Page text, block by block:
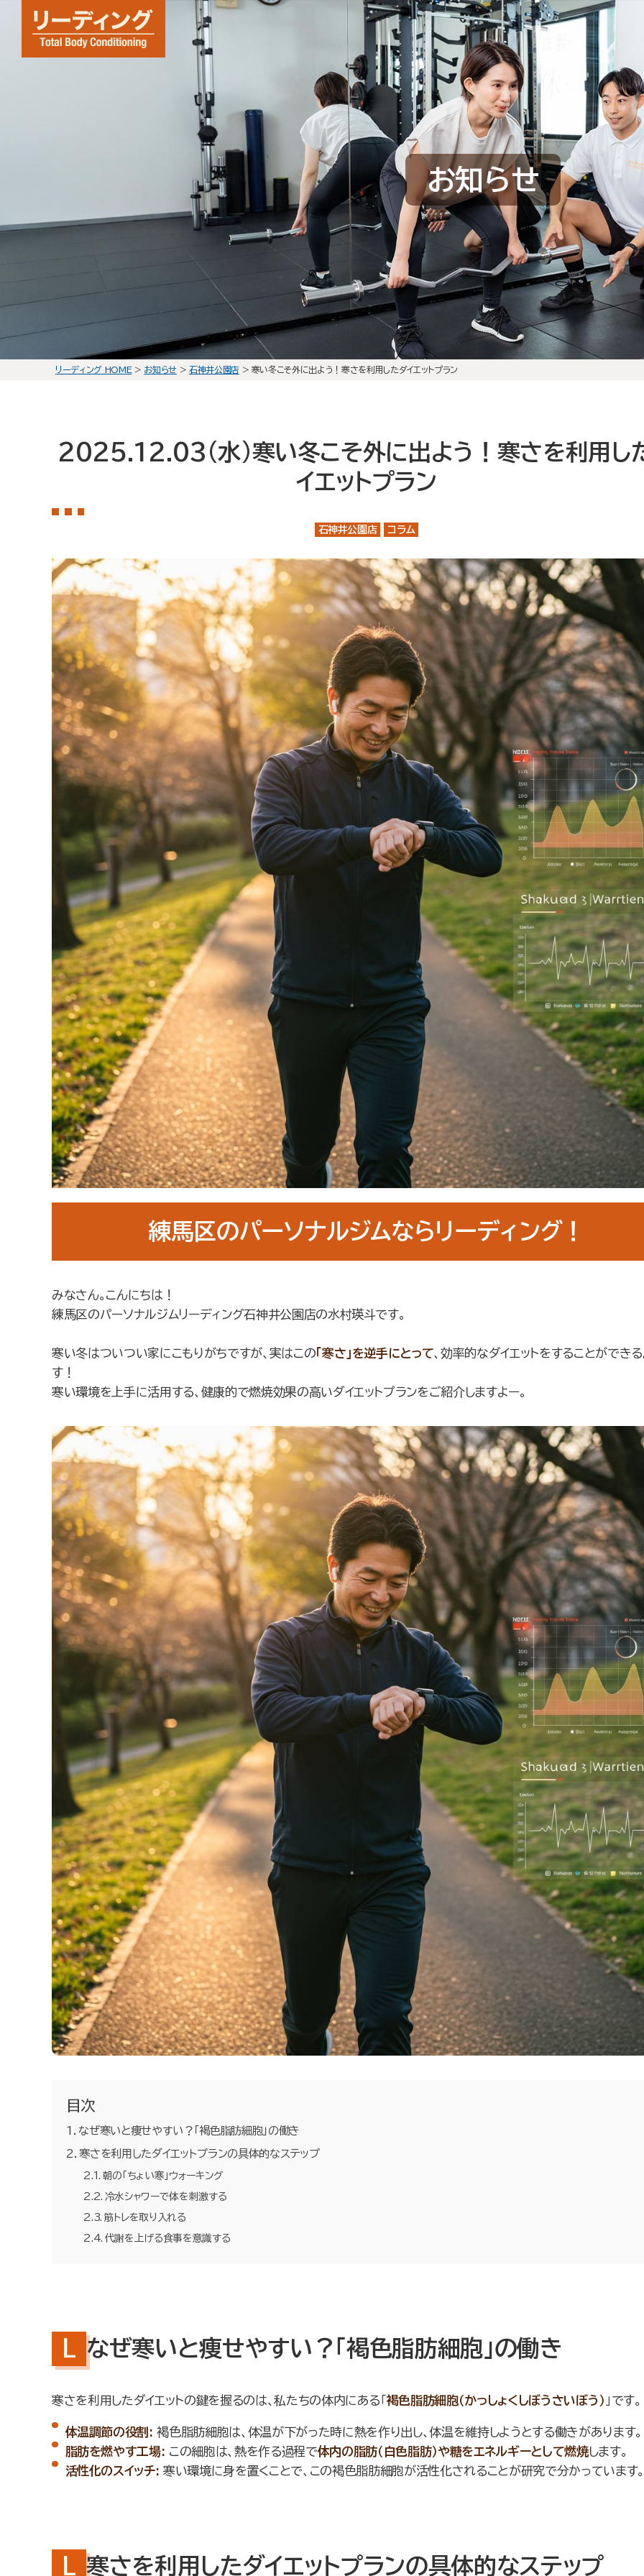
HOME
選ばれる理由
初回体験の流れ
店舗案内
トレーナー紹介
コラム
運営会社情報
採用情報
プライバシーポリシ
お問合せ・無料体
お知らせ
リーディング HOME> お知らせ > 石神井公園店> 寒い冬こそ外に出よう！寒さを利用したダイエットプラン
2025.12.03(水)寒い冬こそ外に出よう！寒さを利用し
イエットプラン
石神井公園店 コラム
練馬区のパーソナルジムならリーディング！
みなさん。こんにちは！
練馬区のパーソナルジムリーディング石神井公園店の水村瑛斗です。
寒い冬はついつい家にこもりがちですが、実はこの 「寒さ」を逆手にとって、効率的なダイエットをすることができ
す！
寒い環境を上手に活用する、健康的で燃焼効果の高いダイエットプランをご紹介しますよー。
目次
なぜ寒いと痩せやすい？「褐色脂肪細胞」の働き
寒さを利用したダイエットプランの具体的なステップ
朝の「ちょい寒」ウォーキング
冷水シャワーで体を刺激する
筋トレを取り入れる
代謝を上げる食事を意識する
なぜ寒いと痩せやすい？「褐色脂肪細胞」の働き
寒さを利用したダイエットの鍵を握るのは、私たちの体内にある「 褐色脂肪細胞（かっしょくしぼうさいぼう） 」です。
体温調節の役割: 褐色脂肪細胞は、体温が下がった時に熱を作り出し、体温を維持しようとする働きがあります。
脂肪を燃やす工場: この細胞は、熱を作る過程で体内の脂肪（白色脂肪）や糖をエネルギーとして燃焼します。
活性化のスイッチ: 寒い環境に身を置くことで、この褐色脂肪細胞が活性化されることが研究で分かっています。
寒さを利用したダイエットプランの具体的なステップ